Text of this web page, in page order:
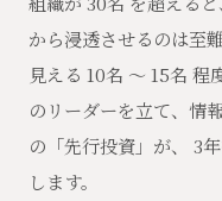
から浸透させるのは至
見える 10名 〜 15名
のリーダーを立て、情
の「先行投資」が、 3
します。